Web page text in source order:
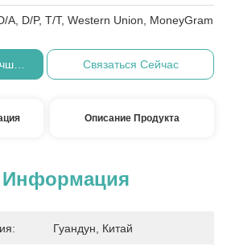
A, D/P, T/T, Western Union, MoneyGram
Связаться Сейчас
Описание Продукта
Гуандун, Китай